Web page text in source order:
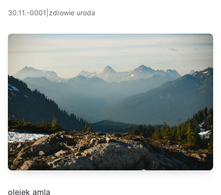
30.11.-0001 zdrowie uroda
olejek amla